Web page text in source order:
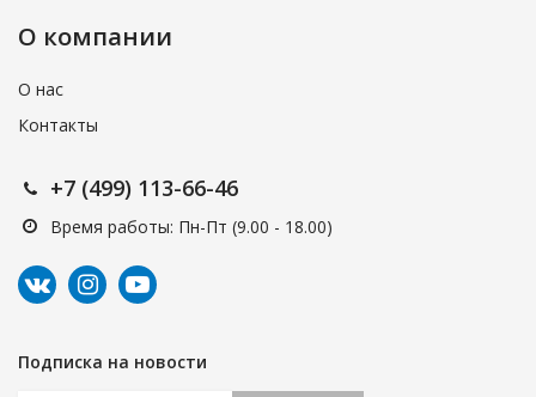
О компании
О нас
Контакты
+7 (499) 113-66-46
Время работы: Пн-Пт (9.00 - 18.00)
Подписка на новости